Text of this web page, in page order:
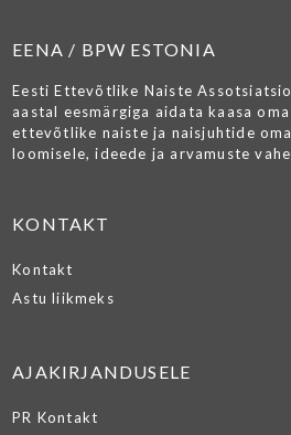
EENA / BPW ESTONIA
Eesti Ettevõtlike Naiste
aastal eesmärgiga aidata kaasa
ettevõtlike naiste ja naisjuhtide
loomisele, ideede ja arvamuste
KONTAKT
Kontakt
Astu liikmeks
AJAKIRJANDUSELE
PR Kontakt